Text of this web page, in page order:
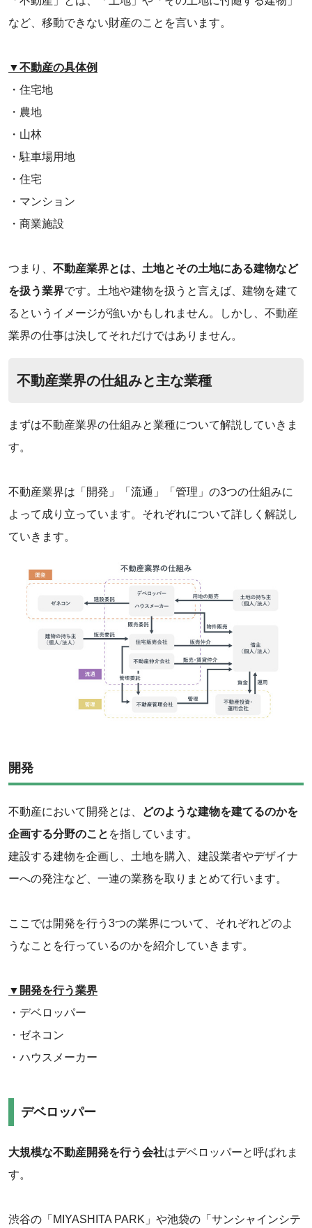
など、移動できない財産のことを言います。
▼不動産の具体例
・住宅地
・農地
・山林
・駐車場用地
・住宅
・マンション
・商業施設
つまり、 不動産業界とは、土地とその土地にある建物など
を扱う業界です。‌土地や建物を扱うと言えば、建物を建て
るというイメージが強いかもしれません。しかし、不動産
業界の仕事は決してそれだけではありません。
‌不動産業界の仕組みと主な業種
‌まずは不動産業界の仕組みと業種について解説していきま
す。
不動産業界は「開発」「流通」「管理」の3つの仕組みに
よって成り立っています。それぞれについて詳しく解説し
ていきます。
‌開発
‌不動産において開発とは、
どのような建物を建てるのかを
企画する分野のこと を指しています。
‌建設する建物を企画し、土地を購入、建設業者やデザイナ
ーへの発注など、一連の業務を取りまとめて行います。
ここでは開発を行う3つの業界について、それぞれどのよ
うなことを行っているのかを紹介していきます。
▼開発を行う業界
・デベロッパー
・ゼネコン
・ハウスメーカー
デベロッパー
大規模な不動産開発を行う会社はデベロッパーと呼ばれま
す。
渋谷の「MIYASHITA PARK」や池袋の「サンシャインシテ